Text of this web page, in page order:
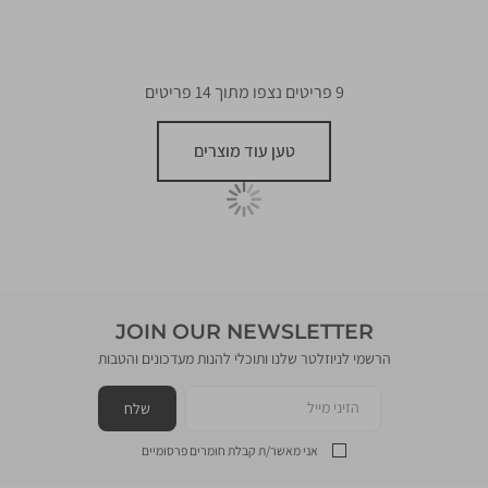
9פריטים נצפו מתוך14פריטים
טען עוד מוצרים
JOIN OUR NEWSLETTER
הרשמי לניוזלטר שלנו ותוכלי להנות מעדכונים והטבות
הזיני מייל
אני מאשר/ת קבלת חומרים פרסומיים
שלח